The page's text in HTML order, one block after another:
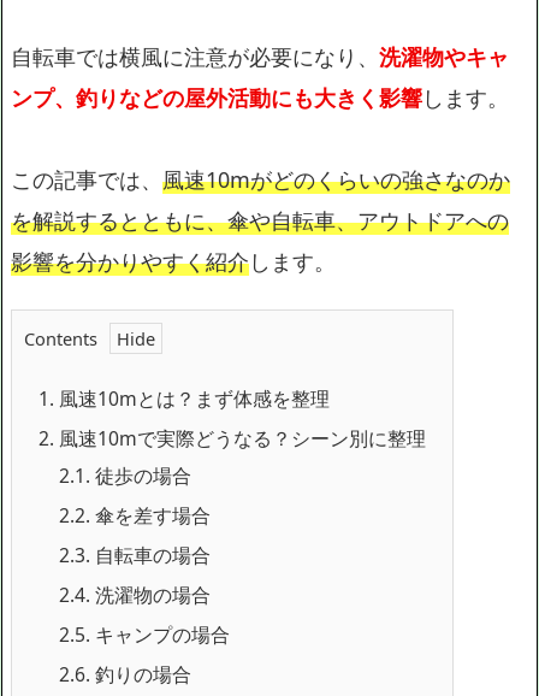
自転車では横風に注意が必要になり、 洗濯物やキャ
ンプ、釣りなどの屋外活動にも大きく影響します。
この記事では、 風速10mがどのくらいの強さなのか
を解説するとともに、傘や自転車、アウトドアへの
影響を分かりやすく紹介します。
Contents
1. 風速10mとは？まず体感を整理
2. 風速10mで実際どうなる？シーン別に整理
2.1. 徒歩の場合
2.2. 傘を差す場合
2.3. 自転車の場合
2.4. 洗濯物の場合
2.5. キャンプの場合
2.6. 釣りの場合